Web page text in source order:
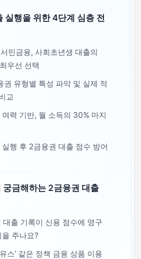
실행을 위한 4단계 심층 전
민금융, 사회초년생 대출의
우선 선택
권 유형별 특성 파악 및 실제 적
교
력 기반, 월 소득의 30% 마지
행 후 2금융권 대출 점수 방어
궁금해하는 2금융권 대출
대출 기록이 신용 점수에 영구
주나요?
스’ 같은 정책 금융 상품 이용